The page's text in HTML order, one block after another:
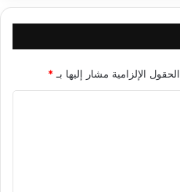
الحقول الإلزامية مشار إليها بـ*